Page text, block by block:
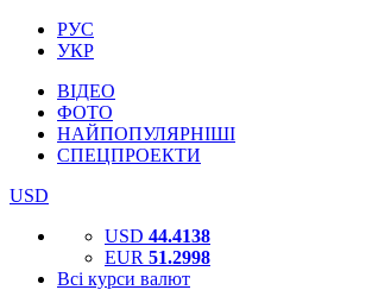
РУС
УКР
ВІДЕО
ФОТО
НАЙПОПУЛЯРНІШІ
СПЕЦПРОЕКТИ
USD
USD 44.4138
EUR 51.2998
Всі курси валют